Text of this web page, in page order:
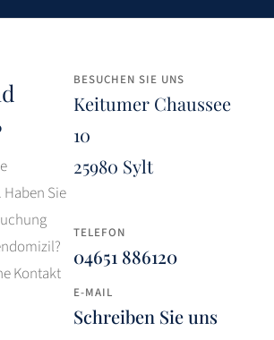
Sie
Kontakt
BESUCHEN SIE UNS
Keitumer Chaussee
10
25980 Sylt
TELEFON
04651 886120
E-MAIL
Schreiben Sie uns